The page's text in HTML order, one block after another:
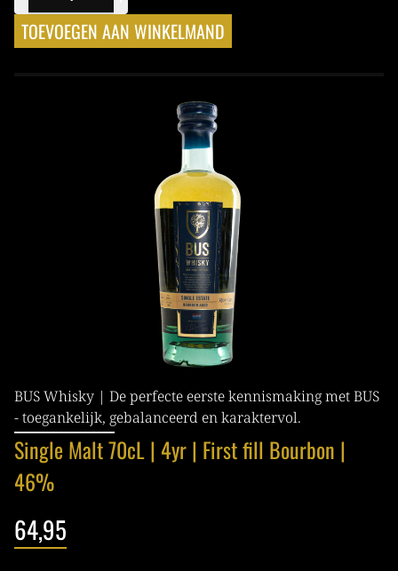
TOEVOEGEN AAN WINKELMAND
BUS Whisky | De perfecte eerste kennismaking met BUS
- toegankelijk, gebalanceerd en karaktervol.
Single Malt 70cL | 4yr | First fill Bourbon |
46%
64,95